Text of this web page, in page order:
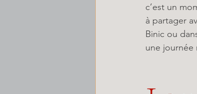
c’est un
à partager
Binic ou
une